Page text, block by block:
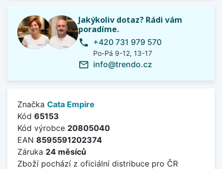
Jakýkoliv dotaz? Rádi vám
poradíme.
phone +420 731 979 570
Po-Pá 9-12, 13-17
mail_outline info@trendo.cz
Značka Cata Empire
Kód 65153
Kód výrobce 20805040
EAN 8595591202374
Záruka 24 měsíců
Zboží pochází z oficiální distribuce pro ČR